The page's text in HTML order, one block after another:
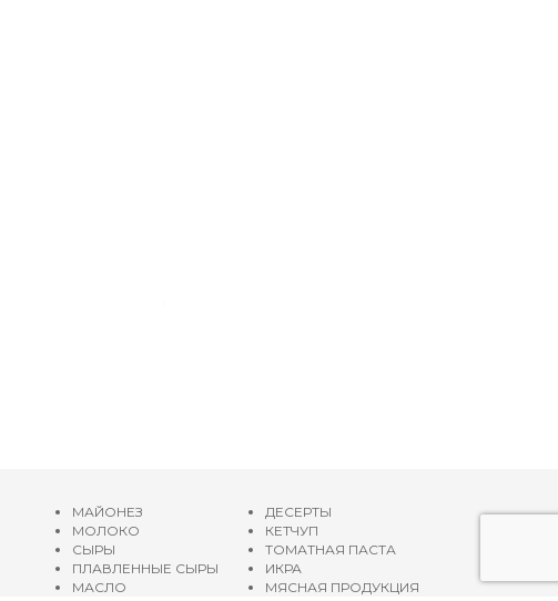
МАЙОНЕЗ
МОЛОКО
СЫРЫ
ПЛАВЛЕННЫЕ СЫРЫ
МАСЛО
ДЕСЕРТЫ
КЕТЧУП
ТОМАТНАЯ ПАСТА
ИКРА
МЯСНАЯ ПРОДУКЦИЯ